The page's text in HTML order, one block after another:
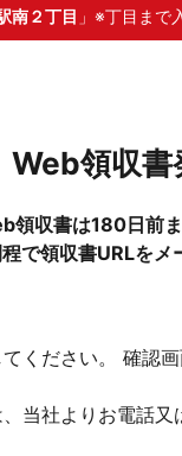
南２丁目 」※丁目まで
Web領収書
領収書は180日前ま
で領収書URLをメ
ください。 確認
当社よりお電話